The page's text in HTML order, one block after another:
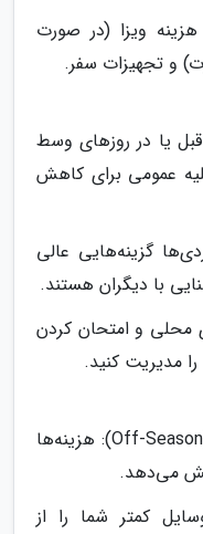
ویزا (در صورت
و تجهیزات سفر.
یا در روزهای وسط
عمومی برای کاهش
گزینه‌هایی عالی
با دیگران هستند.
محلی و امتحان کردن
مدیریت کنید.
سفر در فصول کم‌گردشگر (Off-Season): هزینه‌ها
می‌دهد.
کمتر شما را از